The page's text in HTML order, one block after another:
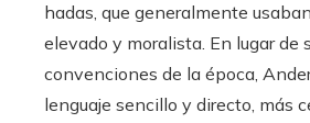
hadas, que generalmente
elevado y moralista. En lugar de
convenciones de la época,
lenguaje sencillo y directo, más